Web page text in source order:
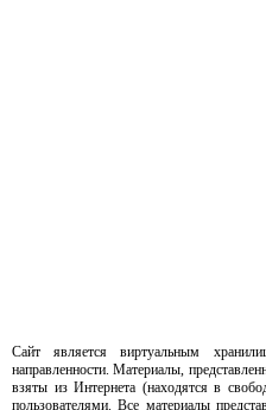
Сайт является виртуальным
направленности. Материалы,
взяты из Интернета (находятся в
пользователями. Все материалы